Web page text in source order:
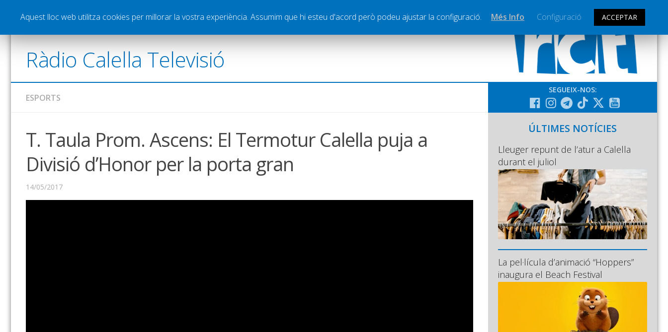
Notícies Esports Pòdcasts Vídeos Graella Publicitat Contacte
Ràdio Calella Televisió
ESPORTS
T. Taula Prom. Ascens: ‪El Termotur Calella puja a
Divisió d’Honor per la porta gran
14/05/2017
SEGUEIX-NOS:
ÚLTIMES NOTÍCIES
Lleuger repunt de l’atur a Calella
durant el juliol
La pel·lícula d’animació “Hoppers”
inaugura el Beach Festival
Aquest lloc web utilitza cookies per millorar la vostra experiència. Assumim que hi esteu d'acord però podeu ajustar la configuració. Més Info Configuració ACCEPTAR